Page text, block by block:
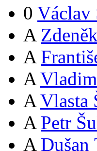
0 Václav
A
A
A
A Vlasta
A Petr
A Dušan